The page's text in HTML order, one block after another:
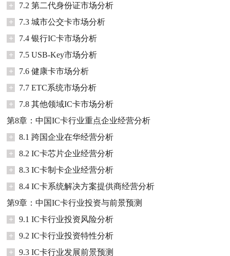
+
7.2 第二代身份证市场分析
+
7.3 城市公交卡市场分析
+
7.4 银行IC卡市场分析
+
7.5 USB-Key市场分析
+
7.6 健康卡市场分析
+
7.7 ETC系统市场分析
+
7.8 其他领域IC卡市场分析
第8章：中国IC卡行业重点企业经营分析
+
8.1 跨国企业在华经营分析
+
8.2 IC卡芯片企业经营分析
+
8.3 IC卡制卡企业经营分析
+
8.4 IC卡系统解决方案提供商经营分析
第9章：中国IC卡行业投资与前景预测
+
9.1 IC卡行业投资风险分析
+
9.2 IC卡行业投资特性分析
+
9.3 IC卡行业发展前景预测